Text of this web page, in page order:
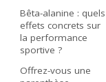
Bêta-alanine : quels
effets concrets sur
la performance
sportive ?
Offrez-vous une